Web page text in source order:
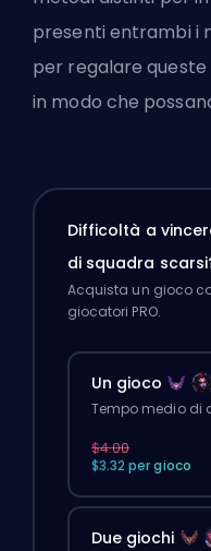
presenti entrambi i
per regalare
in modo che
Difficoltà a
di squadra
Acquista un gioco
giocatori PRO.
Un gioco
Tempo medio di
$4.00
$3.32 per gioco
Due giochi